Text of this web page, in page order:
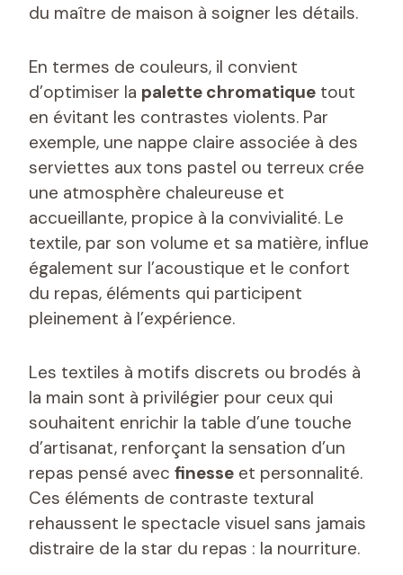
du maître de maison à soigner les détails.
En termes de couleurs, il convient
d’optimiser la palette chromatique tout
en évitant les contrastes violents. Par
exemple, une nappe claire associée à des
serviettes aux tons pastel ou terreux crée
une atmosphère chaleureuse et
accueillante, propice à la convivialité. Le
textile, par son volume et sa matière, influe
également sur l’acoustique et le confort
du repas, éléments qui participent
pleinement à l’expérience.
Les textiles à motifs discrets ou brodés à
la main sont à privilégier pour ceux qui
souhaitent enrichir la table d’une touche
d’artisanat, renforçant la sensation d’un
repas pensé avec finesse et personnalité.
Ces éléments de contraste textural
rehaussent le spectacle visuel sans jamais
distraire de la star du repas : la nourriture.